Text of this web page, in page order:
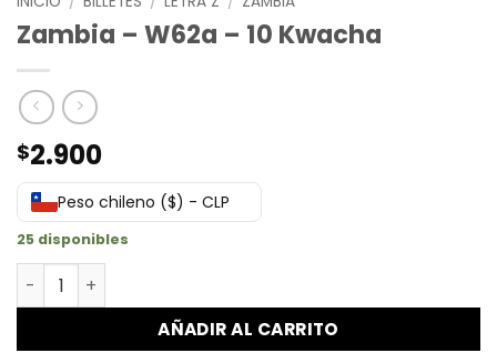
Zambia – W62a – 10 Kwacha
$2.900
Peso chileno ($) - CLP
25 disponibles
Zambia - W62a - 10 Kwacha cantidad
AÑADIR AL CARRITO